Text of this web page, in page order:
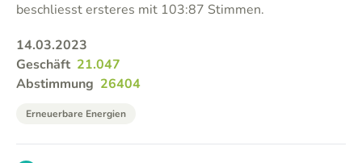
beschliesst ersteres mit 103:87 Stimmen.
14.03.2023
Geschäft 21.047
Abstimmung 26404
Erneuerbare Energien